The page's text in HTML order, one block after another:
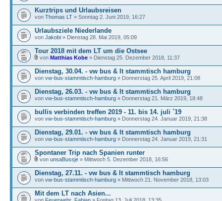
Kurztrips und Urlaubsreisen
von Thomas LT » Sonntag 2. Juni 2019, 16:27
Urlaubsziele Niederlande
von Jakobi » Dienstag 28. Mai 2019, 05:09
Tour 2018 mit dem LT um die Ostsee
von Matthias Kobe » Dienstag 25. Dezember 2018, 11:37
Dienstag, 30.04. - vw bus & lt stammtisch hamburg
von vw-bus-stammtisch-hamburg » Donnerstag 25. April 2019, 21:08
Dienstag, 26.03. - vw bus & lt stammtisch hamburg
von vw-bus-stammtisch-hamburg » Donnerstag 21. März 2019, 18:48
bullis verbinden treffen 2019 - 11. bis 14. juli ´19
von vw-bus-stammtisch-hamburg » Donnerstag 24. Januar 2019, 21:38
Dienstag, 29.01. - vw bus & lt stammtisch hamburg
von vw-bus-stammtisch-hamburg » Donnerstag 24. Januar 2019, 21:31
Spontaner Trip nach Spanien runter
von unsaBussje » Mittwoch 5. Dezember 2018, 16:56
Dienstag, 27.11. - vw bus & lt stammtisch hamburg
von vw-bus-stammtisch-hamburg » Mittwoch 21. November 2018, 13:03
Mit dem LT nach Asien...